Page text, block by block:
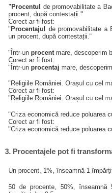
"Procentul
de promovabilitate a
procent, după contestații."
Corect ar fi fost:
" Procentajul
de promovabilitate a
un procent, după contestații."
"Într-unprocent mare, descoperim
Corect ar fi fost:
"Într-unprocentaj mare,
"Religiile României. Orașul cu cel
Corect ar fi fost:
"Religiile României. Orașul cu cel
"Criza economică reduce poluarea
Corect ar fi fost:
"Criza economică reduce poluarea
3. Procentajele pot fi
Un procent, 1%, înseamnă 1
50 de procente, 50%,